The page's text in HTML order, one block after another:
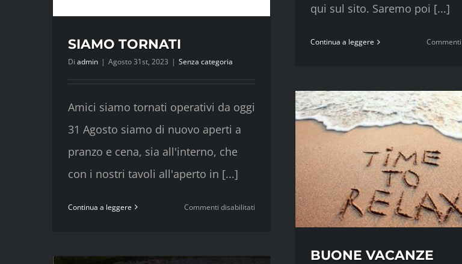
qui sul sito. Saremo poi [...]
Continua a leggere
SIAMO TORNATI
Di admin | Agosto 31st, 2023 | Senza categoria
Amici siamo tornati operativi da oggi
31 Agosto siamo di nuovo aperti a
pranzo e cena, sia all'interno, che
con i nostri tavoli all'aperto in [...]
Continua a leggere Commenti disabilitati
BUONE VACANZE